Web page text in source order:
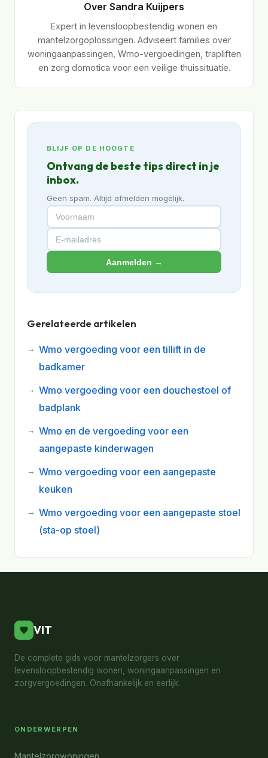
Over Sandra Kuijpers
Expert in levensloopbestendig wonen en
mantelzorgoplossingen. Adviseert families over
woningaanpassingen, Wmo-vergoedingen, trapliften
en zorg domotica voor een veilige thuissituatie.
BLIJF OP DE HOOGTE
Ontvang de beste tips direct in je
inbox.
Geen spam. Altijd afmelden mogelijk.
Aanmelden →
Gerelateerde artikelen
Wmo vergoeding voor een tillift in de
badkamer
Wmo vergoeding voor een douchestoel of
badplank
Wmo en de vergoeding voor een
aangepaste kinderwagen
Wmo vergoeding voor een aangepaste
keuken
Wmo vergoeding voor een aangepaste stoel
(sta-op stoel)
VIT
De complete gids voor mantelzorgers over
levensloopbestendig wonen, woningaanpassingen en
zorgvergoedingen. Onafhankelijk en eerlijk.
ONDERWERPEN